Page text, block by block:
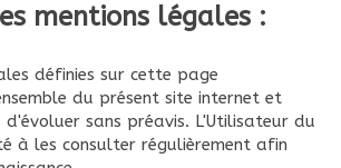
mentions légales :
définies sur cette page
du présent site internet et
d'évoluer sans préavis. L'Utilisateur du
à les consulter régulièrement afin